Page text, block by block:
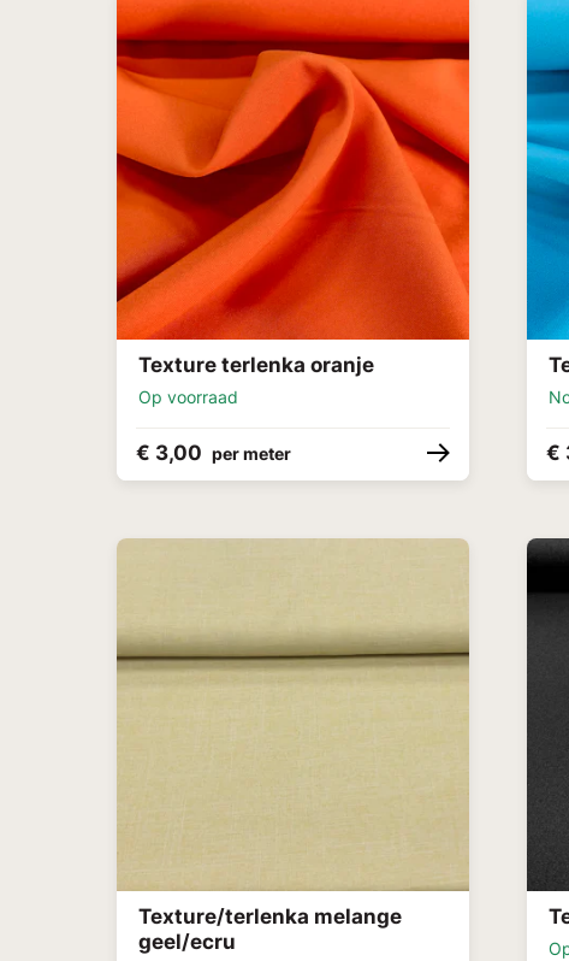
Texture terlenka oranje
Op voorraad
€ 3,00 per meter €
Texture/terlenka melange
geel/ecru